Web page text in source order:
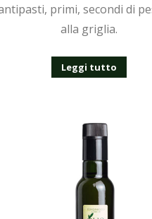
primi, secondi di
alla griglia.
Leggi tutto